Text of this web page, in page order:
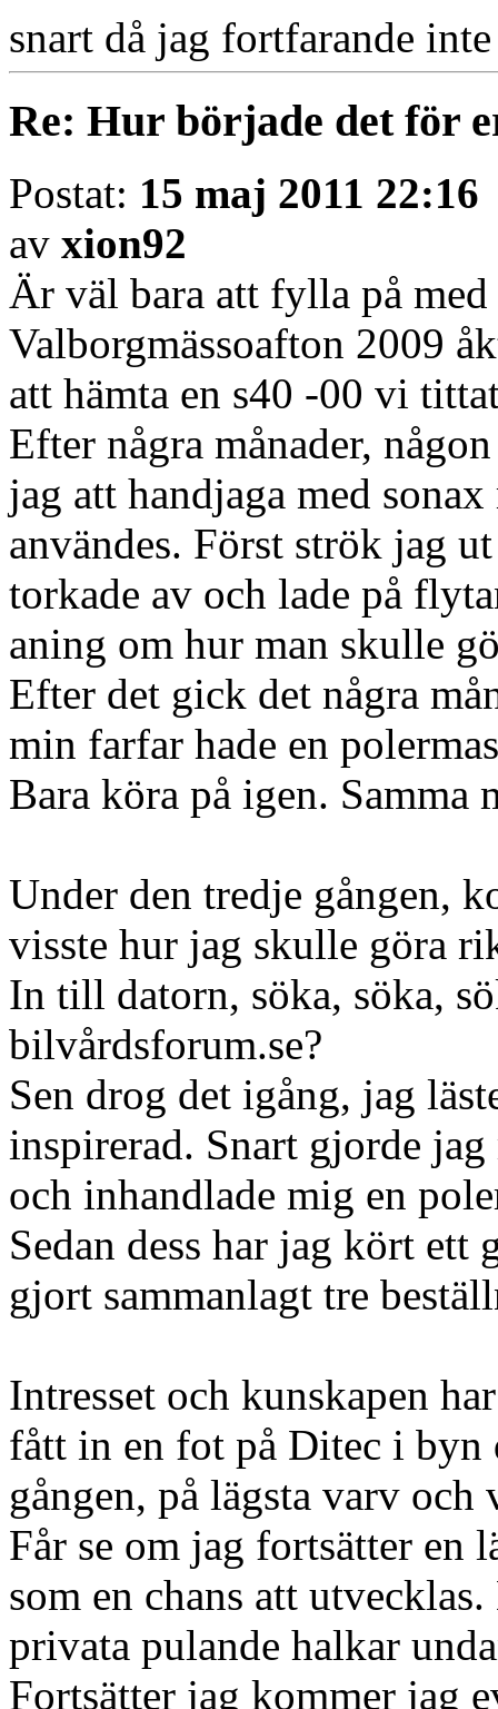
snart då jag fortfarande
Re: Hur började det för
Postat: 15 maj 2011 22:16
av xion92
Är väl bara att fylla på
Valborgmässoafton 2009
att hämta en s40 -00 vi
Efter några månader,
jag att handjaga med
användes. Först strök jag
torkade av och lade på
aning om hur man skulle
Efter det gick det några
min farfar hade en
Bara köra på igen. Samma
Under den tredje gången,
visste hur jag skulle göra
In till datorn, söka, söka,
bilvårdsforum.se?
Sen drog det igång, jag
inspirerad. Snart gjorde
och inhandlade mig en
Sedan dess har jag kört ett
gjort sammanlagt tre
Intresset och kunskapen
fått in en fot på Ditec i byn
gången, på lägsta varv
Får se om jag fortsätter en
som en chans att
privata pulande halkar
Fortsätter jag kommer jag